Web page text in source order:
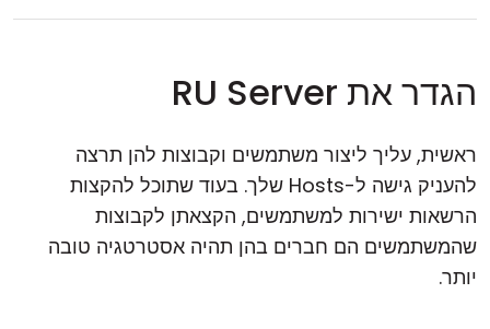
הגדר את RU Server
ראשית, עליך ליצור משתמשים וקבוצות להן תרצה
להעניק גישה ל-Hosts שלך. בעוד שתוכל להקצות
הרשאות ישירות למשתמשים, הקצאתן לקבוצות
שהמשתמשים הם חברים בהן תהיה אסטרטגיה טובה
יותר.